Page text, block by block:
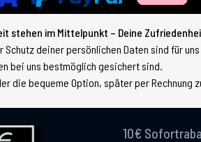
stehen im Mittelpunkt – Deine
Schutz deiner persönlichen Daten sind für
bei uns bestmöglich gesichert sind.
die bequeme Option, später per Rechnung
10€